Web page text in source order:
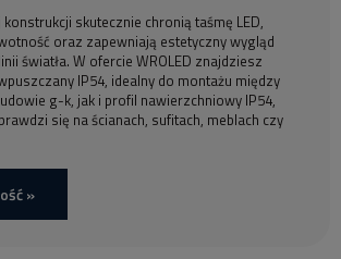
skutecznie chronią taśmę LED,
oraz zapewniają estetyczny wygląd
światła. W ofercie WROLED znajdziesz
IP54, idealny do montażu między
g-k, jak i profil nawierzchniowy IP54,
się na ścianach, sufitach, meblach czy
»